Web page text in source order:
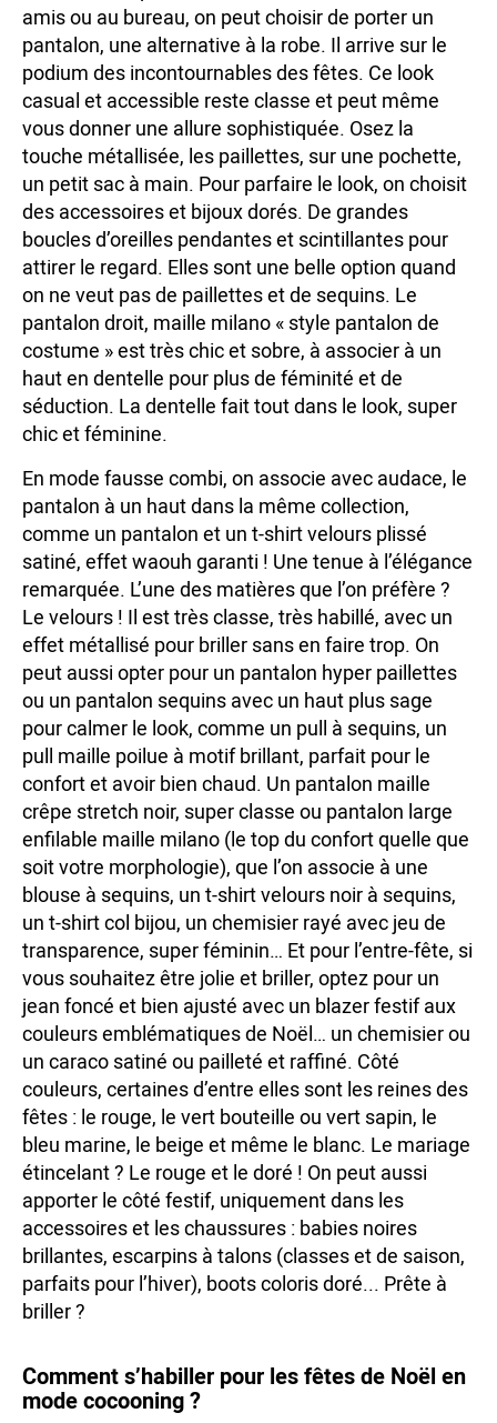
amis ou au bureau, on peut choisir de porter un
pantalon, une alternative à la robe. Il arrive sur le
podium des incontournables des fêtes. Ce look
casual et accessible reste classe et peut même
vous donner une allure sophistiquée. Osez la
touche métallisée, les paillettes, sur une pochette,
un petit sac à main. Pour parfaire le look, on choisit
des accessoires et bijoux dorés. De grandes
boucles d’oreilles pendantes et scintillantes pour
attirer le regard. Elles sont une belle option quand
on ne veut pas de paillettes et de sequins. Le
pantalon droit, maille milano « style pantalon de
costume » est très chic et sobre, à associer à un
haut en dentelle pour plus de féminité et de
séduction. La dentelle fait tout dans le look, super
chic et féminine.
En mode fausse combi, on associe avec audace, le
pantalon à un haut dans la même collection,
comme un pantalon et un t-shirt velours plissé
satiné, effet waouh garanti ! Une tenue à l’élégance
remarquée. L’une des matières que l’on préfère ?
Le velours ! Il est très classe, très habillé, avec un
effet métallisé pour briller sans en faire trop. On
peut aussi opter pour un pantalon hyper paillettes
ou un pantalon sequins avec un haut plus sage
pour calmer le look, comme un pull à sequins, un
pull maille poilue à motif brillant, parfait pour le
confort et avoir bien chaud. Un pantalon maille
crêpe stretch noir, super classe ou pantalon large
enfilable maille milano (le top du confort quelle que
soit votre morphologie), que l’on associe à une
blouse à sequins, un t-shirt velours noir à sequins,
un t-shirt col bijou, un chemisier rayé avec jeu de
transparence, super féminin… Et pour l’entre-fête, si
vous souhaitez être jolie et briller, optez pour un
jean foncé et bien ajusté avec un blazer festif aux
couleurs emblématiques de Noël… un chemisier ou
un caraco satiné ou pailleté et raffiné. Côté
couleurs, certaines d’entre elles sont les reines des
fêtes : le rouge, le vert bouteille ou vert sapin, le
bleu marine, le beige et même le blanc. Le mariage
étincelant ? Le rouge et le doré ! On peut aussi
apporter le côté festif, uniquement dans les
accessoires et les chaussures : babies noires
brillantes, escarpins à talons (classes et de saison,
parfaits pour l’hiver), boots coloris doré... Prête à
briller ?
Comment s’habiller pour les fêtes de Noël en
mode cocooning ?